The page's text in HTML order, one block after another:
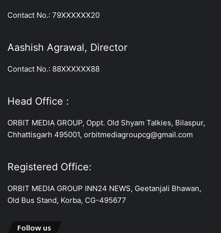
Contact No.: 79XXXXXX20
Aashish Agrawal, Director
Contact No.: 88XXXXXX88
Head Office :
ORBIT MEDIA GROUP, Oppt. Old Shyam Talkies, Bilaspur,
Chhattisgarh 495001, orbitmediagroupcg@gmail.com
Registered Office:
ORBIT MEDIA GROUP INN24 NEWS, Geetanjali Bhawan,
Old Bus Stand, Korba, CG-495677
Follow us